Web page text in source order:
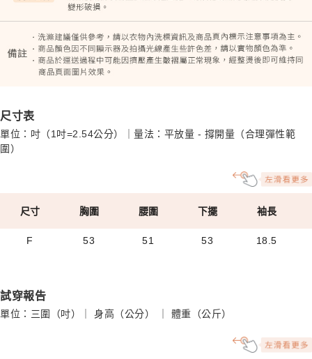
尺寸表
單位：吋（1吋=2.54公分）｜量法：平放量 - 撐開量（合理彈性範
圍）
尺寸 胸圍 腰圍 下擺 袖長
F 53 51 53 18.5
試穿報告
單位：三圍（吋）｜ 身高（公分） ｜ 體重（公斤）